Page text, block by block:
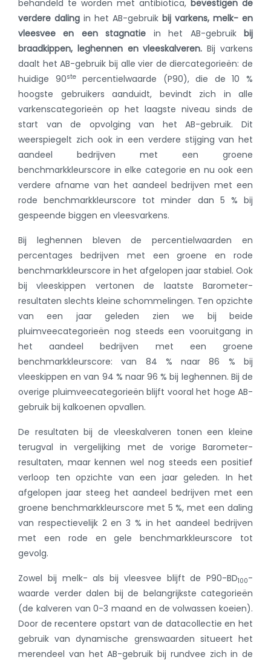
behandeld te worden met antibiotica, bevestigen de
verdere daling in het AB-gebruik bij varkens, melk- en
vleesvee en een stagnatie in het AB-gebruikbij
braadkippen, leghennen en vleeskalveren. Bij varkens
daalt het AB-gebruik bij alle vier de diercategorieën: de
huidige 90stepercentielwaarde (P90), die de 10 %
hoogste gebruikers aanduidt, bevindt zich in alle
varkenscategorieën op het laagste niveau sinds de
start van de opvolging van het AB-gebruik. Dit
weerspiegelt zich ook in een verdere stijging van het
aandeel bedrijven met een groene
benchmarkkleurscore in elke categorie en nu ook een
verdere afname van het aandeel bedrijven met een
rode benchmarkkleurscore tot minder dan 5 % bij
gespeende biggen en vleesvarkens.
Bij leghennen bleven de percentielwaarden en
percentages bedrijven met een groene en rode
benchmarkkleurscore in het afgelopen jaar stabiel. Ook
bij vleeskippen vertonen de laatste Barometer-
resultaten slechts kleine schommelingen. Ten opzichte
van een jaar geleden zien we bij beide
pluimveecategorieën nog steeds een vooruitgang in
het aandeel bedrijven met een groene
benchmarkkleurscore: van 84 % naar 86 % bij
vleeskippen en van 94 % naar 96 % bij leghennen. Bij de
overige pluimveecategorieën blijft vooral het hoge AB-
gebruik bij kalkoenen opvallen.
De resultaten bij de vleeskalveren tonen een kleine
terugval in vergelijking met de vorige Barometer-
resultaten, maar kennen wel nog steeds een positief
verloop ten opzichte van een jaar geleden. In het
afgelopen jaar steeg het aandeel bedrijven met een
groene benchmarkkleurscore met 5 %, met een daling
van respectievelijk 2 en 3 % in het aandeel bedrijven
met een rode en gele benchmarkkleurscore tot
gevolg.
Zowel bij melk- als bij vleesvee blijft de P90-BD100-
waarde verder dalen bij de belangrijkste categorieën
(de kalveren van 0-3 maand en de volwassen koeien).
Door de recentere opstart van de datacollectie en het
gebruik van dynamische grenswaarden situeert het
merendeel van het AB-gebruik bij rundvee zich in de